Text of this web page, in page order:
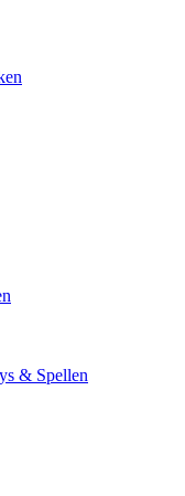
& Spellen